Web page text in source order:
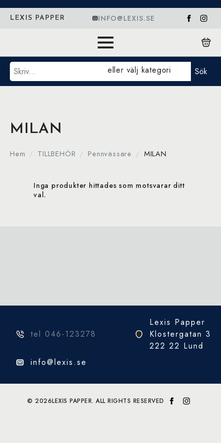
LEXIS PAPPER INFO@LEXIS.SE
Sök eller välj kategori Sök
MILAN
Hem TILLBEHÖR Pennvässare MILAN
Inga produkter hittades som motsvarar ditt
val.
tel 046-123278
Lexis Papper
Klostergatan 3
222 22 Lund
info@lexis.se
© 2026LEXIS PAPPER. ALL RIGHTS RESERVED